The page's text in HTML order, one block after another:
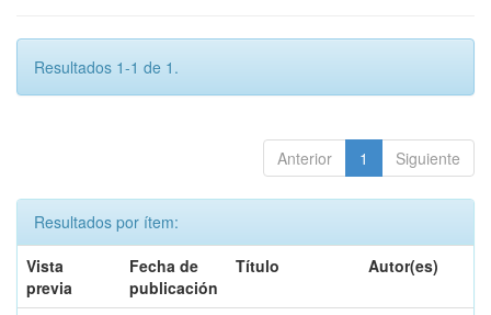
Resultados 1-1 de 1.
Anterior 1 Siguiente
Resultados por ítem:
Vista
previa
Fecha de
publicación
Título Autor(es)